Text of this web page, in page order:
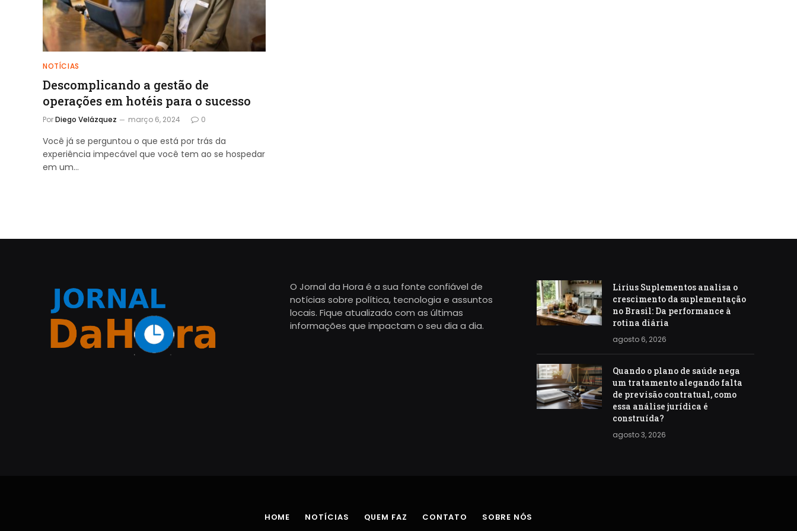
NOTÍCIAS
Descomplicando a gestão de
operações em hotéis para o sucesso
PorDiego Velázquez março 6, 2024 0
Você já se perguntou o que está por trás da
experiência impecável que você tem ao se hospedar
em um…
O Jornal da Hora é a sua fonte confiável de
notícias sobre política, tecnologia e assuntos
locais. Fique atualizado com as últimas
informações que impactam o seu dia a dia.
Lirius Suplementos analisa o
crescimento da suplementação
no Brasil: Da performance à
rotina diária
agosto 6, 2026
Quando o plano de saúde nega
um tratamento alegando falta
de previsão contratual, como
essa análise jurídica é
construída?
agosto 3, 2026
HOME NOTÍCIAS QUEM FAZ CONTATO SOBRE NÓS